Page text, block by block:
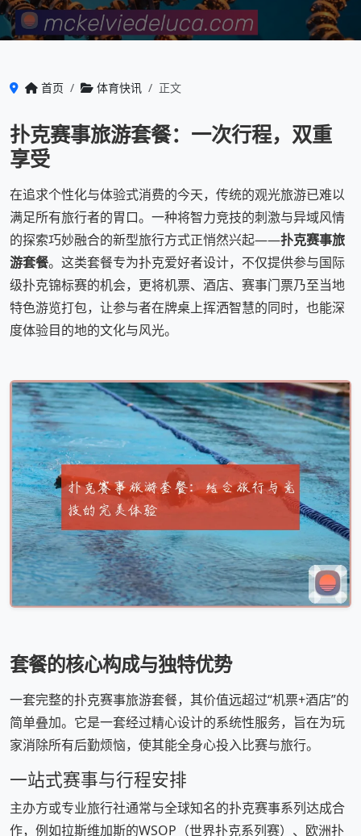
首页 体育快讯 正文
扑克赛事旅游套餐：一次行程，双重
享受
在追求个性化与体验式消费的今天，传统的观光旅游已难以
满足所有旅行者的胃口。一种将智力竞技的刺激与异域风情
的探索巧妙融合的新型旅行方式正悄然兴起——扑克赛事旅
游套餐。这类套餐专为扑克爱好者设计，不仅提供参与国际
级扑克锦标赛的机会，更将机票、酒店、赛事门票乃至当地
特色游览打包，让参与者在牌桌上挥洒智慧的同时，也能深
度体验目的地的文化与风光。
套餐的核心构成与独特优势
一套完整的扑克赛事旅游套餐，其价值远超过“机票+酒店”的
简单叠加。它是一套经过精心设计的系统性服务，旨在为玩
家消除所有后勤烦恼，使其能全身心投入比赛与旅行。
一站式赛事与行程安排
主办方或专业旅行社通常与全球知名的扑克赛事系列达成合
作，例如拉斯维加斯的WSOP（世界扑克系列赛）、欧洲扑